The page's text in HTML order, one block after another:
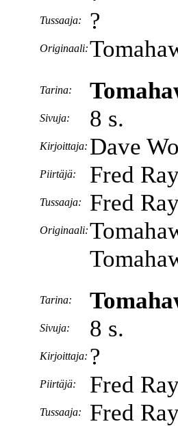
Tussaaja: ?
Originaali:
Tarina:
Sivuja: 8 s.
Kirjoittaja: Dave
Piirtäjä: Fred
Tussaaja: Fred
Originaali:
Tarina:
Sivuja: 8 s.
Kirjoittaja: ?
Piirtäjä: Fred
Tussaaja: Fred